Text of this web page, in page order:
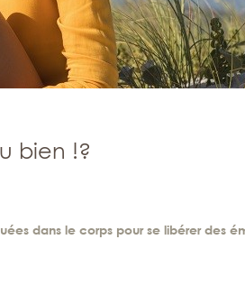
bien !?
dans le corps pour se libérer des